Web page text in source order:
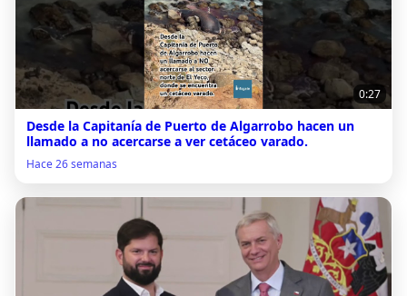
0:27
Desde la Capitanía de Puerto de Algarrobo hacen un
llamado a no acercarse a ver cetáceo varado.
Hace 26 semanas